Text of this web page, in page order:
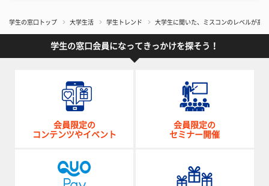
学生の窓口トップ 大学生活 学生トレンド 大学生に聞いた、ミスコンのレベルが高
学生の窓口会員になってきっかけを探そう！
会員限定の
コンテンツやイベント
会員限定の
セミナー開催